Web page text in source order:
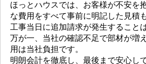
ほっとハウスでは、お客様が不安を
な費用をすべて事前に明記した見積
工事当日に追加請求が発生すること
万が一、当社の確認不足で部材が増
用は当社負担です。
明朗会計を徹底し、最後まで安心し